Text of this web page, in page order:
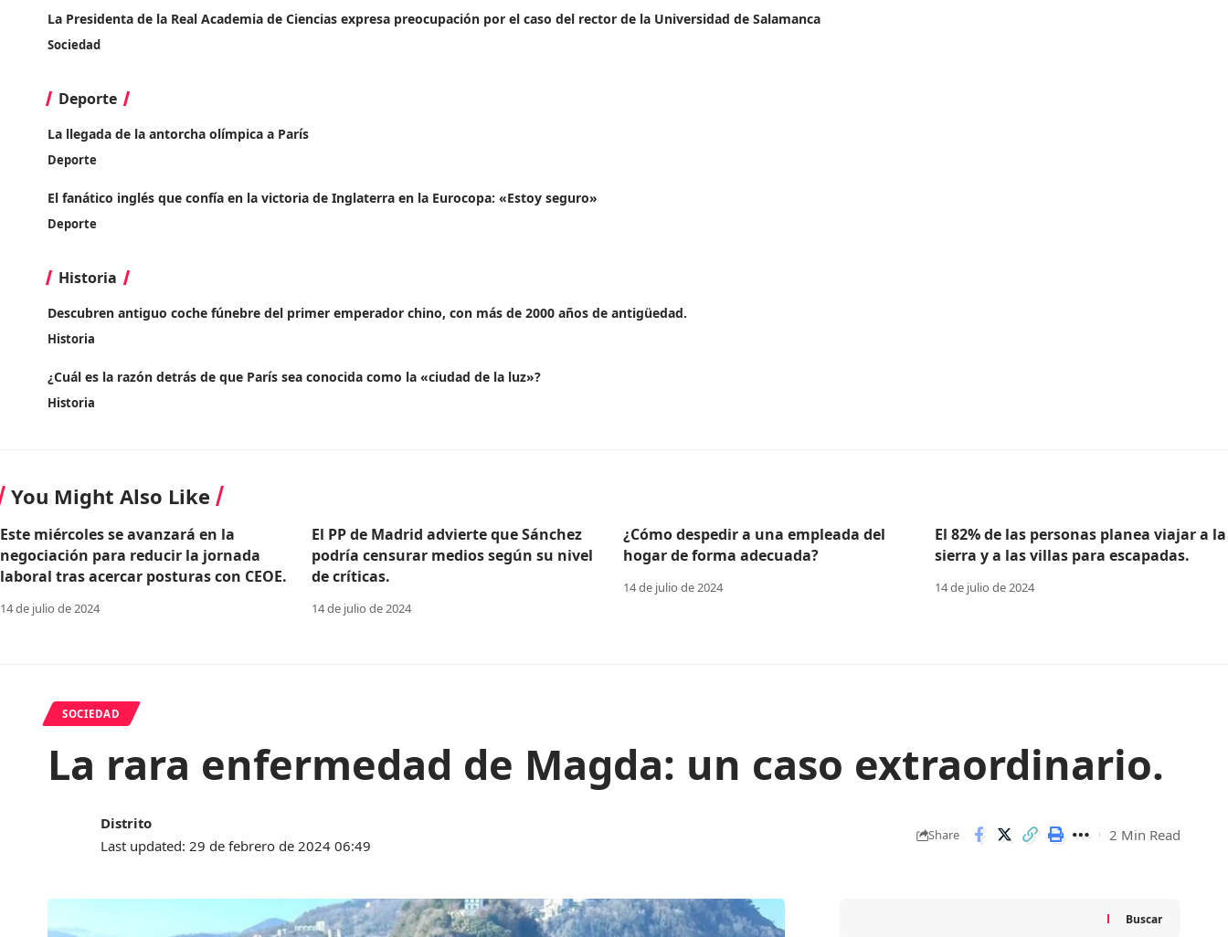
La Presidenta de la Real Academia de Ciencias expresa preocupación por el caso del rector de la Universidad de Salamanca
Sociedad
Deporte
La llegada de la antorcha olímpica a París
Deporte
El fanático inglés que confía en la victoria de Inglaterra en la Eurocopa: «Estoy seguro»
Deporte
Historia
Descubren antiguo coche fúnebre del primer emperador chino, con más de 2000 años de antigüedad.
Historia
¿Cuál es la razón detrás de que París sea conocida como la «ciudad de la luz»?
Historia
You Might Also Like
Este miércoles se avanzará en la
negociación para reducir la jornada
laboral tras acercar posturas con CEOE.
14 de julio de 2024
El PP de Madrid advierte que Sánchez
podría censurar medios según su nivel
de críticas.
14 de julio de 2024
¿Cómo despedir a una empleada del
hogar de forma adecuada?
14 de julio de 2024
El 82% de las personas planea viajar a la
sierra y a las villas para escapadas.
14 de julio de 2024
SOCIEDAD
La rara enfermedad de Magda: un caso extraordinario.
Last updated: 29 de febrero de 2024 06:49
Distrito
Share 2 Min Read
Buscar